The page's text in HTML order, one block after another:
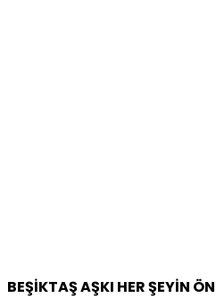
BEŞİKTAŞ AŞKI HER ŞEYİN